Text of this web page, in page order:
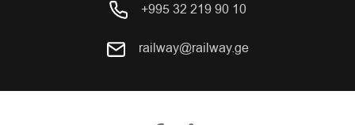
+995 32 219 90 10
railway@railway.ge